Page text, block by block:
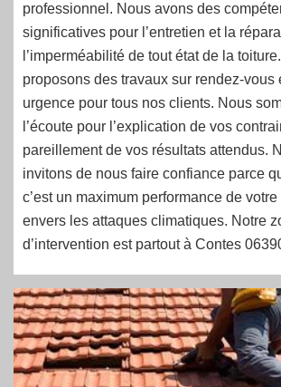
professionnel. Nous avons des
significatives pour l’entretien et la
l’imperméabilité de tout état de la
proposons des travaux sur rendez-vous
urgence pour tous nos clients. Nous
l’écoute pour l’explication de vos
pareillement de vos résultats attendus.
invitons de nous faire confiance parce
c’est un maximum performance de
envers les attaques climatiques. Notre
d’intervention est partout à Contes